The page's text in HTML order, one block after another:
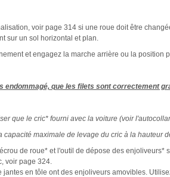
voir page 314 si une roue doit être
sur un sol horizontal et plan.
et engagez la marche arrière ou la position
endommagé, que les filets sont correctement
que le cric* fourni avec la voiture (voir
capacité maximale de levage du cric à la hauteur
de roue* et l'outil de dépose des enjoliveurs*
voir page 324.
jantes en tôle ont des enjoliveurs amovibles.